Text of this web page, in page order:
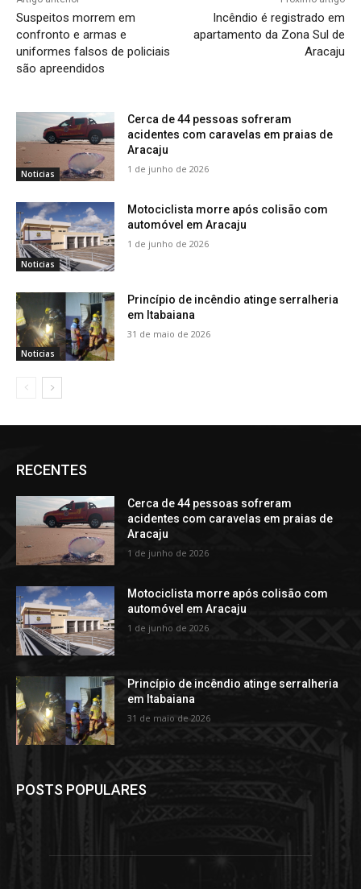
Suspeitos morrem em
confronto e armas e
uniformes falsos de policiais
são apreendidos
Incêndio é registrado em
apartamento da Zona Sul de
Aracaju
Noticias
Cerca de 44 pessoas sofreram
acidentes com caravelas em praias de
Aracaju
1 de junho de 2026
Noticias
Motociclista morre após colisão com
automóvel em Aracaju
1 de junho de 2026
Noticias
Princípio de incêndio atinge serralheria
em Itabaiana
31 de maio de 2026
RECENTES
Cerca de 44 pessoas sofreram
acidentes com caravelas em praias de
Aracaju
1 de junho de 2026
Motociclista morre após colisão com
automóvel em Aracaju
1 de junho de 2026
Princípio de incêndio atinge serralheria
em Itabaiana
31 de maio de 2026
POSTS POPULARES